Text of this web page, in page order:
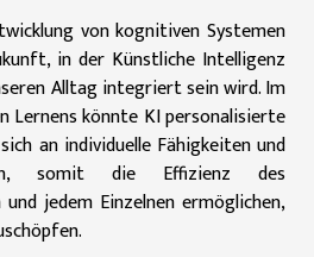
von kognitiven Systemen
in der Künstliche Intelligenz
Alltag integriert sein wird. Im
Lernens könnte KI personalisierte
an individuelle Fähigkeiten und
somit die Effizienz des
jedem Einzelnen ermöglichen,